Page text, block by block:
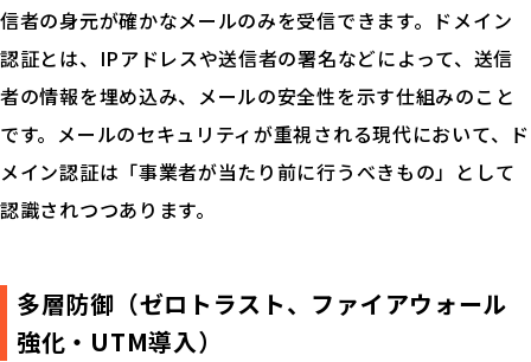
信者の身元が確かなメールのみを受信できます。ドメイン
認証とは、IPアドレスや送信者の署名などによって、送信
者の情報を埋め込み、メールの安全性を示す仕組みのこと
です。メールのセキュリティが重視される現代において、ド
メイン認証は「事業者が当たり前に行うべきもの」として
認識されつつあります。
多層防御（ゼロトラスト、ファイアウォール
強化・UTM導入）